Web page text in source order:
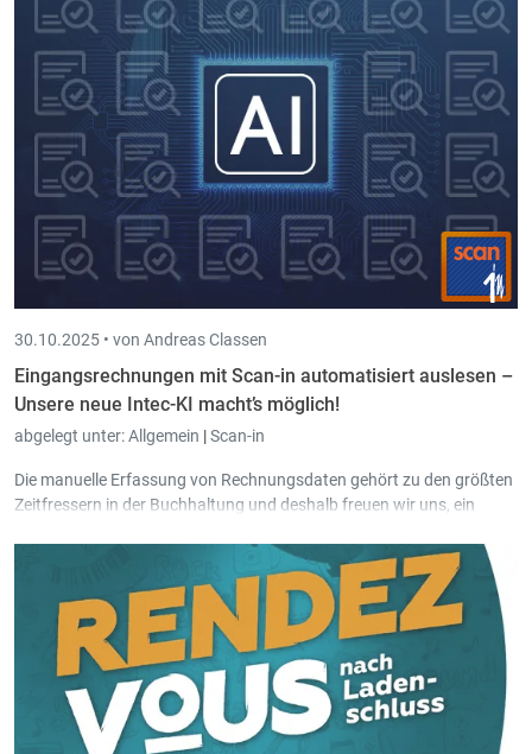
30.10.2025 • von Andreas Classen
Eingangsrechnungen mit Scan-in automatisiert auslesen –
Unsere neue Intec-KI macht’s möglich!
abgelegt unter:Allgemein |Scan-in
Die manuelle Erfassung von Rechnungsdaten gehört zu den größten
Zeitfressern in der Buchhaltung und deshalb freuen wir uns, ein
Eine leistungsstarke KI-basierte Lösung zur automatisierten